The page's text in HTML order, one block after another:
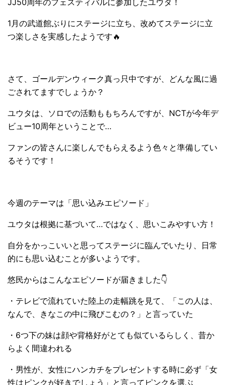
JJ50周年のフェスティバルに参加したユウタ！
1月の武道館ぶりにステージに立ち、改めてステージに立
つ楽しさを実感したようです🔥
さて、ゴールデンウィーク真っ只中ですが、どんな風に過
ごされてますでしょうか？
ユウタは、ソロでの活動ももちろんですが、NCTが今年デ
ビュー10周年ということで…
ファンの皆さんに楽しんでもらえるよう色々と準備してい
るそうです！
今週のテーマは「思い込みエピソード」
ユウタは根拠に基づいて…ではなく、思いこみやすい方！
自分をかっこいいと思ってステージに臨んでいたり、日常
的にも思い込むことが多いようです。
悠民からはこんなエピソードが届きました👇
・テレビで流れていた陸上の走幅跳を見て、「この人は、
なんで、きなこの中に飛びこむの？」と言っていた
・6つ下の妹は顔や背格好がとても似ているらしく、昔か
らよく間違われる
・男性が、女性にハンカチをプレゼントする時に必ず「女
性はピンクが好きでしょう」と言ってピンクを選ぶ